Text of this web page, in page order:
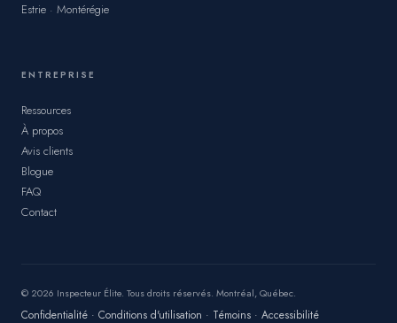
Estrie · Montérégie
ENTREPRISE
Ressources
À propos
Avis clients
Blogue
FAQ
Contact
© 2026 Inspecteur Élite. Tous droits réservés. Montréal, Québec.
Confidentialité · Conditions d'utilisation · Témoins · Accessibilité